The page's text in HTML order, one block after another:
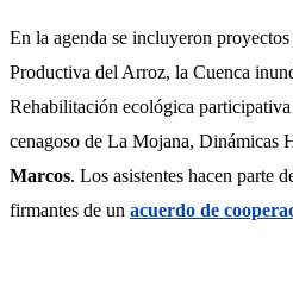
En la agenda se incluyeron
Productiva del Arroz, la Cuenca
Rehabilitación ecológica
cenagoso de La Mojana, Dinámicas
Marcos. Los asistentes hacen parte
firmantes de un acuerdo de